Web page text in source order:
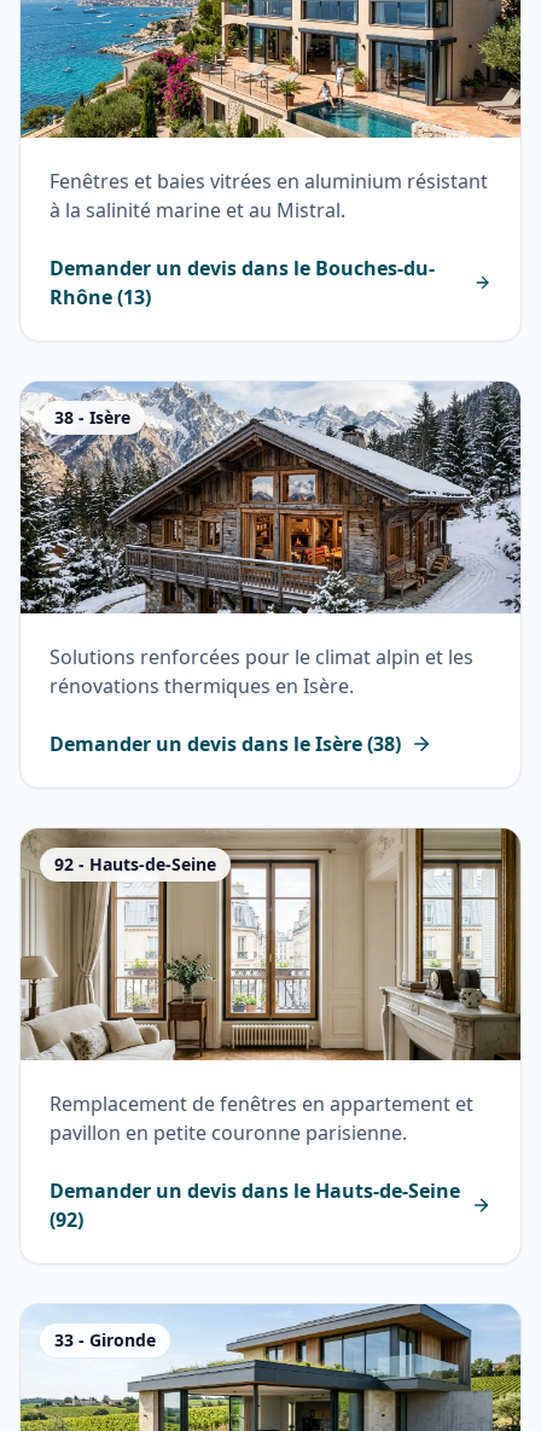
Fenêtres et baies vitrées en aluminium résistant
à la salinité marine et au Mistral.
Demander un devis dans le Bouches-du-
Rhône(13)
38 - Isère
Solutions renforcées pour le climat alpin et les
rénovations thermiques en Isère.
Demander un devis dans leIsère(38)
92 - Hauts-de-Seine
Remplacement de fenêtres en appartement et
pavillon en petite couronne parisienne.
Demander un devis dans le Hauts-de-Seine
(92)
33 - Gironde